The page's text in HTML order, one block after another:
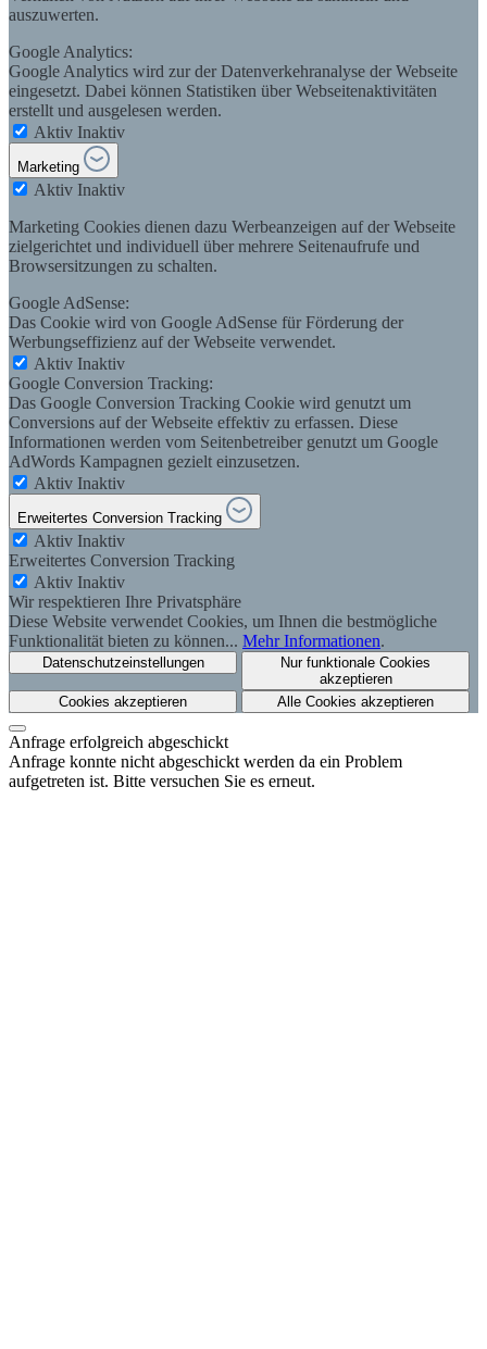
auszuwerten.
Google Analytics:
Google Analytics wird zur der Datenverkehranalyse der Webseite
eingesetzt. Dabei können Statistiken über Webseitenaktivitäten
erstellt und ausgelesen werden.
Aktiv Inaktiv
Marketing
Aktiv Inaktiv
Marketing Cookies dienen dazu Werbeanzeigen auf der Webseite
zielgerichtet und individuell über mehrere Seitenaufrufe und
Browsersitzungen zu schalten.
Google AdSense:
Das Cookie wird von Google AdSense für Förderung der
Werbungseffizienz auf der Webseite verwendet.
Aktiv Inaktiv
Google Conversion Tracking:
Das Google Conversion Tracking Cookie wird genutzt um
Conversions auf der Webseite effektiv zu erfassen. Diese
Informationen werden vom Seitenbetreiber genutzt um Google
AdWords Kampagnen gezielt einzusetzen.
Aktiv Inaktiv
Erweitertes Conversion Tracking
Aktiv Inaktiv
Erweitertes Conversion Tracking
Aktiv Inaktiv
Wir respektieren Ihre Privatsphäre
Diese Website verwendet Cookies, um Ihnen die bestmögliche
Funktionalität bieten zu können... Mehr Informationen.
Datenschutzeinstellungen
Nur funktionale Cookies
akzeptieren
Cookies akzeptieren
Alle Cookies akzeptieren
Anfrage erfolgreich abgeschickt
Anfrage konnte nicht abgeschickt werden da ein Problem
aufgetreten ist. Bitte versuchen Sie es erneut.